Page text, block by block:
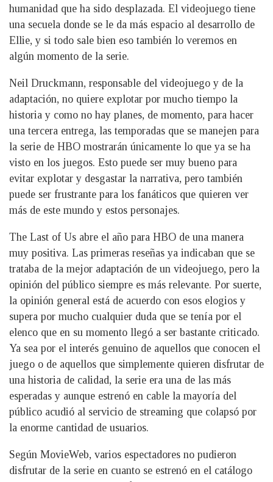
humanidad que ha sido desplazada. El videojuego tiene
una secuela donde se le da más espacio al desarrollo de
Ellie, y si todo sale bien eso también lo veremos en
algún momento de la serie.
Neil Druckmann, responsable del videojuego y de la
adaptación, no quiere explotar por mucho tiempo la
historia y como no hay planes, de momento, para hacer
una tercera entrega, las temporadas que se manejen para
la serie de HBO mostrarán únicamente lo que ya se ha
visto en los juegos. Esto puede ser muy bueno para
evitar explotar y desgastar la narrativa, pero también
puede ser frustrante para los fanáticos que quieren ver
más de este mundo y estos personajes.
The Last of Us abre el año para HBO de una manera
muy positiva. Las primeras reseñas ya indicaban que se
trataba de la mejor adaptación de un videojuego, pero la
opinión del público siempre es más relevante. Por suerte,
la opinión general está de acuerdo con esos elogios y
supera por mucho cualquier duda que se tenía por el
elenco que en su momento llegó a ser bastante criticado.
Ya sea por el interés genuino de aquellos que conocen el
juego o de aquellos que simplemente quieren disfrutar de
una historia de calidad, la serie era una de las más
esperadas y aunque estrenó en cable la mayoría del
público acudió al servicio de streaming que colapsó por
la enorme cantidad de usuarios.
Según MovieWeb, varios espectadores no pudieron
disfrutar de la serie en cuanto se estrenó en el catálogo